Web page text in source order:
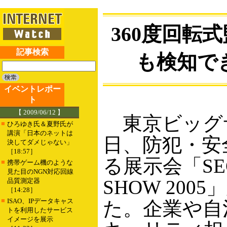
記事検索
イベントレポー
ト
【 2009/06/12 】
■ ひろゆき氏＆夏野氏が
講演「日本のネットは
決してダメじゃない」
［18:57］
■ 携帯ゲーム機のような
見た目のNGN対応回線
品質測定器
［14:28］
■ ISAO、IPデータキャス
トを利用したサービス
イメージを展示
360度回転
も検知で
東京ビッグ
日、防犯・
る展示会「
SHOW 2005
た。企業や